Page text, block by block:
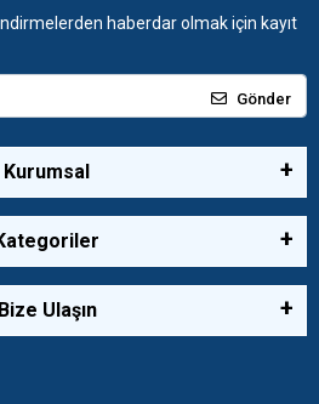
haberdar olmak için kayıt
Gönder
Kurumsal
Bize Ulaşın